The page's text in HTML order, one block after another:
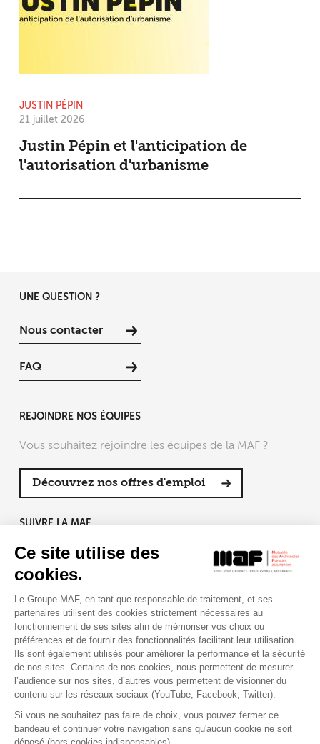
Ce site utilise des
cookies.
Le Groupe MAF, en tant que responsable de traitement, et ses
partenaires utilisent des cookies strictement nécessaires au
fonctionnement de ses sites afin de mémoriser vos choix ou
préférences et de fournir des fonctionnalités facilitant leur utilisation.
Ils sont également utilisés pour améliorer la performance et la sécurité
de nos sites. Certains de nos cookies, nous permettent de mesurer
l’audience sur nos sites, d’autres vous permettent de visionner du
contenu sur les réseaux sociaux (YouTube, Facebook, Twitter).
Si vous ne souhaitez pas faire de choix, vous pouvez fermer ce
bandeau et continuer votre navigation sans qu'aucun cookie ne soit
déposé (hors cookies indispensables).
JUSTIN PÉPIN
21 juillet 2026
Justin Pépin et l'anticipation de
l'autorisation d'urbanisme
UNE QUESTION ?
Nous contacter
FAQ
REJOINDRE NOS ÉQUIPES
Vous souhaitez rejoindre les équipes de la MAF ?
Découvrez nos offres d'emploi
SUIVRE LA MAF
RETROUVEZ-NOUS SUR :